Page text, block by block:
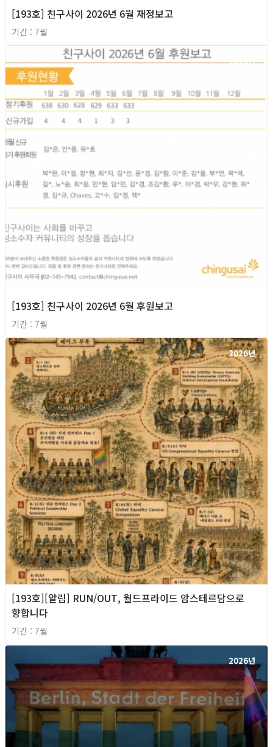
[193호] 친구사이 2026년 6월 재정보고
기간 : 7월
2026년
[193호] 친구사이 2026년 6월 후원보고
기간 : 7월
2026년
[193호][알림] RUN/OUT, 월드프라이드 암스테르담으로
향합니다
기간 : 7월
2026년